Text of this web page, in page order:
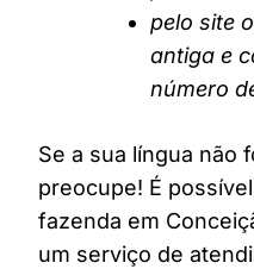
pelo site
antiga e
número
Se a sua língua não
preocupe! É
fazenda em
um serviço de